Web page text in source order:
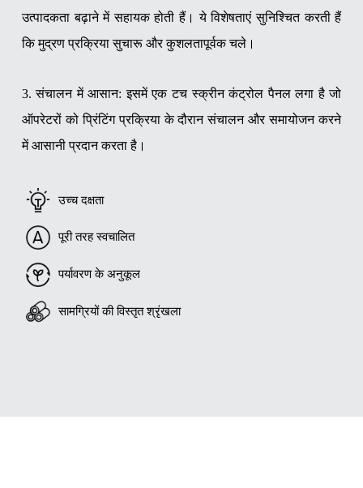
उत्पादकता बढ़ाने में सहायक होती हैं। ये विशेषताएं सुनिश्चित करती हैं
कि मुद्रण प्रक्रिया सुचारू और कुशलतापूर्वक चले।
3. संचालन में आसान: इसमें एक टच स्क्रीन कंट्रोल पैनल लगा है जो
ऑपरेटरों को प्रिंटिंग प्रक्रिया के दौरान संचालन और समायोजन करने
में आसानी प्रदान करता है।
उच्च दक्षता
पूरी तरह स्वचालित
पर्यावरण के अनुकूल
सामग्रियों की विस्तृत श्रृंखला